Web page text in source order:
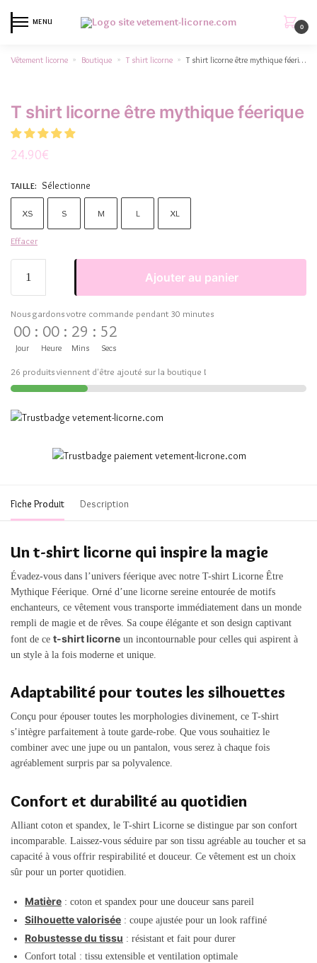
MENU
0
Vêtement licorne » Boutique » T shirt licorne » T shirt licorne être mythique féerique
T shirt licorne être mythique féerique
24.90€
TAILLE: Sélectionne
XS S M L XL
Effacer
Ajouter au panier
Nous gardons votre commande pendant 30 minutes
00
Jour
: 00
Heure
: 29
Mins
: 52
Secs
26 produits viennent d'être ajouté sur la boutique !
Fiche Produit Description
Un t-shirt licorne qui inspire la magie
Évadez-vous dans l’univers féerique avec notre T-shirt Licorne Être
Mythique Féerique. Orné d’une licorne sereine entourée de motifs
enchanteurs, ce vêtement vous transporte immédiatement dans un monde
rempli de magie et de rêves. Sa coupe élégante et son design captivant
font de ce t-shirt licorne un incontournable pour celles qui aspirent à
un style à la fois moderne et unique.
Adaptabilité pour toutes les silhouettes
Conçu pour épouser toutes les morphologies divinement, ce T-shirt
s’intègre parfaitement à toute garde-robe. Que vous souhaitiez le
combiner avec une jupe ou un pantalon, vous serez à chaque fois
agréablement surpris par sa polyvalence.
Confort et durabilité au quotidien
Alliant coton et spandex, le T-shirt Licorne se distingue par son confort
incomparable. Laissez-vous séduire par son tissu agréable au toucher et sa
capacité à vous offrir respirabilité et douceur. Ce vêtement est un choix
sûr pour un porter quotidien.
Matière : coton et spandex pour une douceur sans pareil
Silhouette valorisée : coupe ajustée pour un look raffiné
Robustesse du tissu : résistant et fait pour durer
Confort total : tissu extensible et ventilation optimale